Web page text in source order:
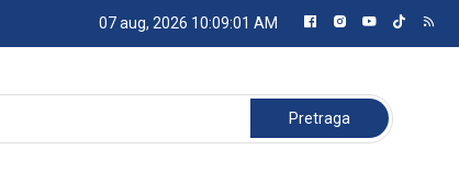
07 aug, 2026 10:09:01 AM
Pretraga: